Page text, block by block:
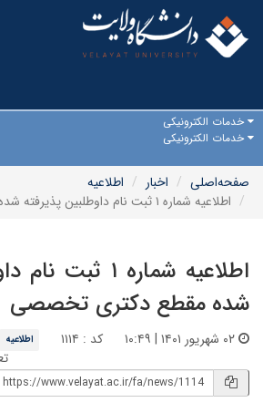
خدمات الکترونیکی
خدمات الکترونیکی
صفحه‌اصلی
اخبار
اطلاعیه
اطلاعیه شماره ۱ ثبت نام داوطلبین پذیرفته شده مقطع دکتری تخصصی
اطلاعیه شماره ۱
شده مقطع دکتری تخصصی
کد : ۱۱۱۴ اطلاعیه